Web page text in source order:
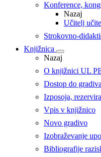
Konference,
Nazaj
Učitelj
Strokovno-
Knjižnica
Nazaj
O knjižnici UL
Dostop do gradiva
Izposoja,
Vpis v knjižnico
Novo gradivo
Izobraževanje
Bibliografije